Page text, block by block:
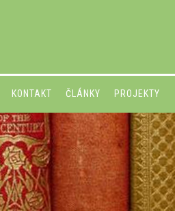
KONTAKT ČLÁNKY PROJEKTY